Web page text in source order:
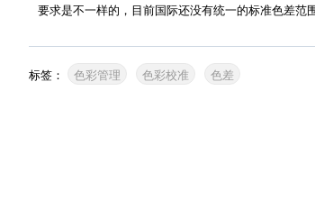
要求是不一样的，目前国际还没有统一的标准色差范
标签： 色彩管理 色彩校准 色差